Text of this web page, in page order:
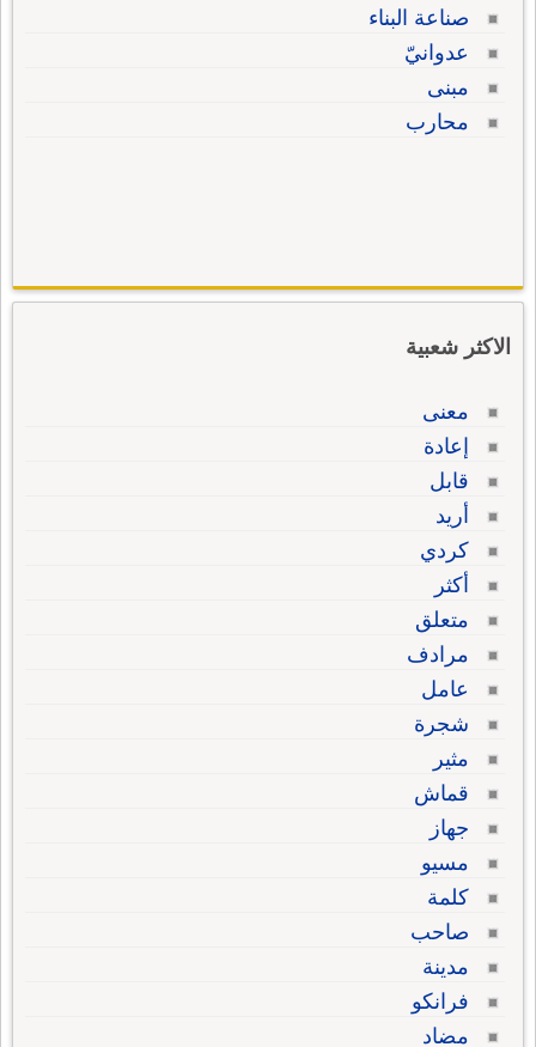
صناعة البناء
عدوانيّ
مبنى
محارب
الاكثر شعبية
معنى
إعادة
قابل
أريد
كردي
أكثر
متعلق
مرادف
عامل
شجرة
مثير
قماش
جهاز
مسيو
كلمة
صاحب
مدينة
فرانكو
مضاد